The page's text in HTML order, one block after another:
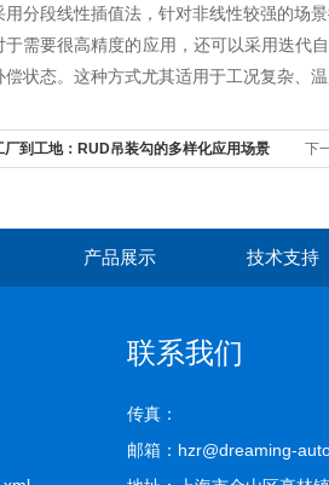
分段线性插值法，针对非线性较强的场景
要很高精度的应用，还可以采用迭代自
状态。这种方式尤其适用于工况复杂、温
厂到工地：RUD吊装勾的多样化应用场景 下
产品展示 技术支持
联系我们
传真：
邮箱：hzr@dreaming-